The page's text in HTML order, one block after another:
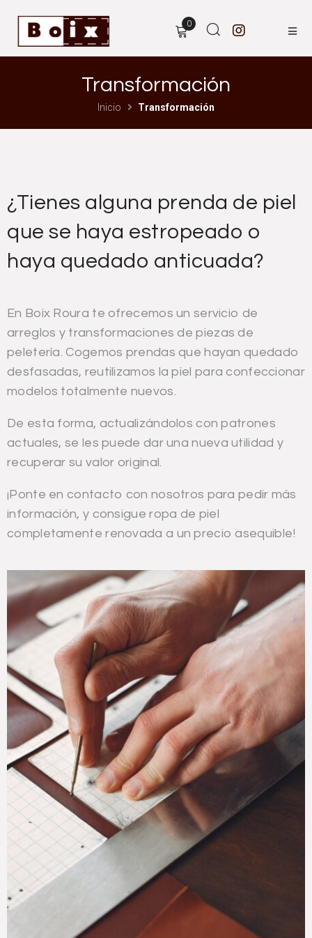
0
Transformación
Inicio Transformación
¿Tienes alguna prenda de piel
que se haya estropeado o
haya quedado anticuada?
En Boix Roura te ofrecemos un servicio de
arreglos y transformaciones de piezas de
peletería. Cogemos prendas que hayan quedado
desfasadas, reutilizamos la piel para confeccionar
modelos totalmente nuevos.
De esta forma, actualizándolos con patrones
actuales, se les puede dar una nueva utilidad y
recuperar su valor original.
¡Ponte en contacto con nosotros para pedir más
información, y consigue ropa de piel
completamente renovada a un precio asequible!